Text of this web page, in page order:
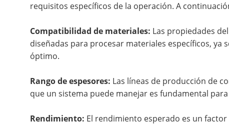
requisitos específicos de la operación. A
Compatibilidad de materiales: Las propiedades
diseñadas para procesar materiales específicos,
óptimo.
Rango de espesores: Las líneas de producción de
que un sistema puede manejar es fundamental
Rendimiento: El rendimiento esperado es un